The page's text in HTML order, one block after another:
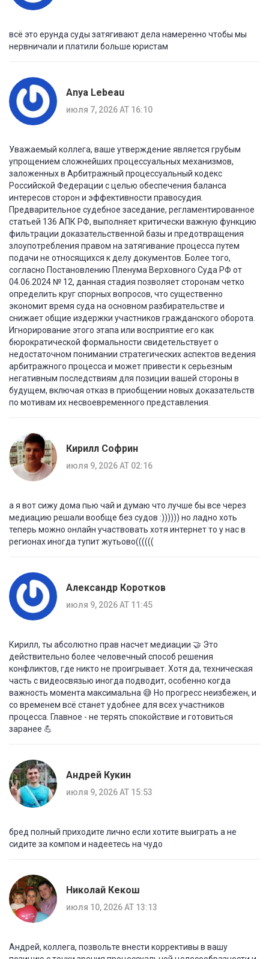
всё это ерунда суды затягивают дела намеренно чтобы мы
нервничали и платили больше юристам
Anya Lebeau
июля 7, 2026 AT 16:10
Уважаемый коллега, ваше утверждение является грубым
упрощением сложнейших процессуальных механизмов,
заложенных в Арбитражный процессуальный кодекс
Российской Федерации с целью обеспечения баланса
интересов сторон и эффективности правосудия.
Предварительное судебное заседание, регламентированное
статьей 136 АПК РФ, выполняет критически важную функцию
фильтрации доказательственной базы и предотвращения
злоупотребления правом на затягивание процесса путем
подачи не относящихся к делу документов. Более того,
согласно Постановлению Пленума Верховного Суда РФ от
04.06.2024 № 12, данная стадия позволяет сторонам четко
определить круг спорных вопросов, что существенно
экономит время суда на основном разбирательстве и
снижает общие издержки участников гражданского оборота.
Игнорирование этого этапа или восприятие его как
бюрократической формальности свидетельствует о
недостаточном понимании стратегических аспектов ведения
арбитражного процесса и может привести к серьезным
негативным последствиям для позиции вашей стороны в
будущем, включая отказ в приобщении новых доказательств
по мотивам их несвоевременного представления.
Кирилл Софрин
июля 9, 2026 AT 02:16
а я вот сижу дома пью чай и думаю что лучше бы все через
медиацию решали вообще без судов :)))))) но ладно хоть
теперь можно онлайн участвовать хотя интернет то у нас в
регионах иногда тупит жутьово((((((
Александр Коротков
июля 9, 2026 AT 11:45
Кирилл, ты абсолютно прав насчет медиации 🤝 Это
действительно более человечный способ решения
конфликтов, где никто не проигрывает. Хотя да, техническая
часть с видеосвязью иногда подводит, особенно когда
важность момента максимальна 😅 Но прогресс неизбежен, и
со временем всё станет удобнее для всех участников
процесса. Главное - не терять спокойствие и готовиться
заранее 💪
Андрей Кукин
июля 9, 2026 AT 15:53
бред полный приходите лично если хотите выиграть а не
сидите за компом и надеетесь на чудо
Николай Кекош
июля 10, 2026 AT 13:13
Андрей, коллега, позвольте внести коррективы в вашу